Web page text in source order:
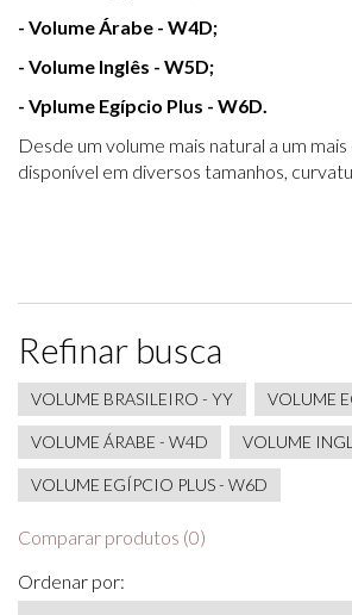
- Volume Árabe - W4D;
- Volume Inglês - W5D;
- Vplume Egípcio Plus - W6D.
Desde um volume mais natural a um
disponível em diversos tamanhos,
Refinar busca
VOLUME BRASILEIRO - YY VOLUME
VOLUME ÁRABE - W4D VOLUME
VOLUME EGÍPCIO PLUS - W6D
Comparar produtos (0)
Ordenar por: